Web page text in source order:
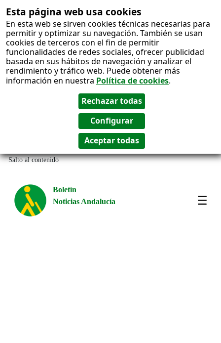
Esta página web usa cookies
En esta web se sirven cookies técnicas necesarias para
permitir y optimizar su navegación. También se usan
cookies de terceros con el fin de permitir
funcionalidades de redes sociales, ofrecer publicidad
basada en sus hábitos de navegación y analizar el
rendimiento y tráfico web. Puede obtener más
información en nuestra Política de cookies.
Salto al contenido
Boletín
Noticias Andalucía